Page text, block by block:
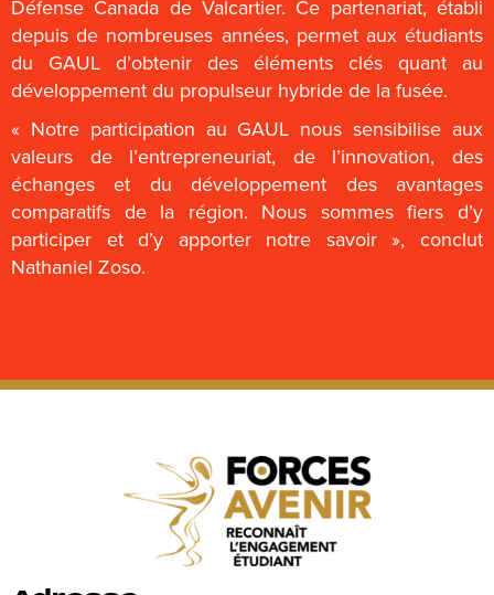
Défense Canada de Valcartier. Ce partenariat, établi
depuis de nombreuses années, permet aux étudiants
du GAUL d’obtenir des éléments clés quant au
développement du propulseur hybride de la fusée.
« Notre participation au GAUL nous sensibilise aux
valeurs de l’entrepreneuriat, de l’innovation, des
échanges et du développement des avantages
comparatifs de la région. Nous sommes fiers d’y
participer et d’y apporter notre savoir », conclut
Nathaniel Zoso.